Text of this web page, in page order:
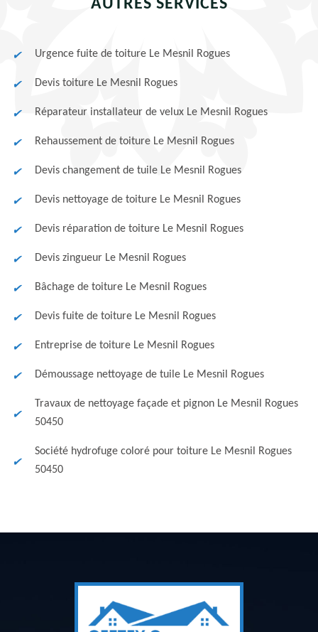
AUTRES SERVICES
Urgence fuite de toiture Le Mesnil Rogues
Devis toiture Le Mesnil Rogues
Réparateur installateur de velux Le Mesnil Rogues
Rehaussement de toiture Le Mesnil Rogues
Devis changement de tuile Le Mesnil Rogues
Devis nettoyage de toiture Le Mesnil Rogues
Devis réparation de toiture Le Mesnil Rogues
Devis zingueur Le Mesnil Rogues
Bâchage de toiture Le Mesnil Rogues
Devis fuite de toiture Le Mesnil Rogues
Entreprise de toiture Le Mesnil Rogues
Démoussage nettoyage de tuile Le Mesnil Rogues
Travaux de nettoyage façade et pignon Le Mesnil Rogues
50450
Société hydrofuge coloré pour toiture Le Mesnil Rogues
50450